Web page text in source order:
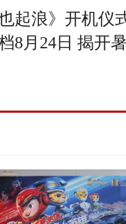
起浪》开机仪
8月24日 揭开